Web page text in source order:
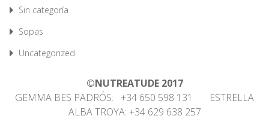
Sin categoría
Sopas
Uncategorized
©NUTREATUDE 2017
GEMMA BES PADRÓS: +34 650 598 131 ESTRELLA
ALBA TROYA: +34 629 638 257